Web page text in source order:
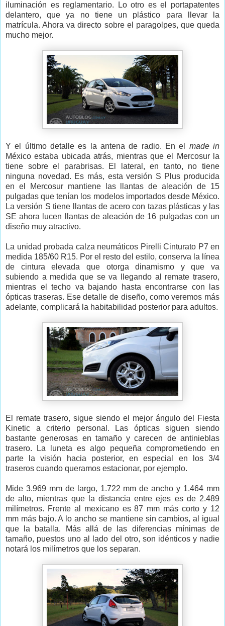
iluminación es reglamentario. Lo otro es el portapatentes
delantero, que ya no tiene un plástico para llevar la
matrícula. Ahora va directo sobre el paragolpes, que queda
mucho mejor.
Y el último detalle es la antena de radio. En el made in
México estaba ubicada atrás, mientras que el Mercosur la
tiene sobre el parabrisas. El lateral, en tanto, no tiene
ninguna novedad. Es más, esta versión S Plus producida
en el Mercosur mantiene las llantas de aleación de 15
pulgadas que tenían los modelos importados desde México.
La versión S tiene llantas de acero con tazas plásticas y las
SE ahora lucen llantas de aleación de 16 pulgadas con un
diseño muy atractivo.
La unidad probada calza neumáticos Pirelli Cinturato P7 en
medida 185/60 R15. Por el resto del estilo, conserva la línea
de cintura elevada que otorga dinamismo y que va
subiendo a medida que se va llegando al remate trasero,
mientras el techo va bajando hasta encontrarse con las
ópticas traseras. Ese detalle de diseño, como veremos más
adelante, complicará la habitabilidad posterior para adultos.
El remate trasero, sigue siendo el mejor ángulo del Fiesta
Kinetic a criterio personal. Las ópticas siguen siendo
bastante generosas en tamaño y carecen de antinieblas
trasero. La luneta es algo pequeña comprometiendo en
parte la visión hacia posterior, en especial en los 3/4
traseros cuando queramos estacionar, por ejemplo.
Mide 3.969 mm de largo, 1.722 mm de ancho y 1.464 mm
de alto, mientras que la distancia entre ejes es de 2.489
milímetros. Frente al mexicano es 87 mm más corto y 12
mm más bajo. A lo ancho se mantiene sin cambios, al igual
que la batalla. Más allá de las diferencias mínimas de
tamaño, puestos uno al lado del otro, son idénticos y nadie
notará los milímetros que los separan.